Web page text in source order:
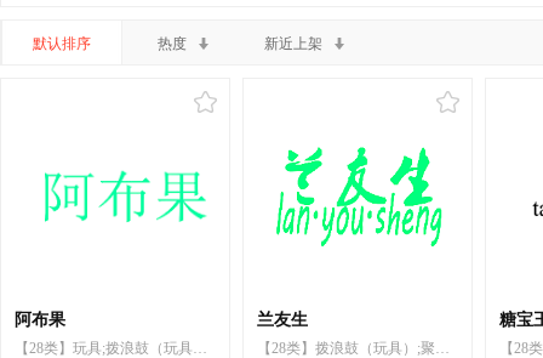
默认排序 热度 新近上架
阿布果
【28类】玩具;拨浪鼓（玩具）;陀螺（玩具）;滑板车（玩具）;长毛绒玩具;拼图玩具;跳棋;滑板;积木（玩具）;玩具手枪
兰友生
【28类】拨浪鼓（玩具）;聚会用气球;飞镖;风筝;网球拍;恶作剧玩具;玩具风车;智能玩具;玩具;棋
糖宝